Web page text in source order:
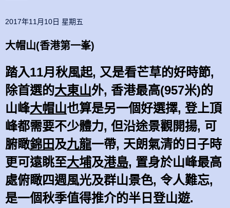
2017年11月10日 星期五
大帽山(香港第一峯)
踏入11月秋風起, 又是看芒草的好時節,
除首選的大東山外, 香港最高(957米)的
山峰大帽山也算是另一個好選擇, 登上頂
峰都需要不少體力, 但沿途景觀開揚, 可
腑瞰錦田及九龍一帶, 天朗氣清的日子時
更可遠眺至大埔及港島, 置身於山峰最高
處俯瞰四週風光及群山景色, 令人難忘,
是一個秋季值得推介的半日登山遊.